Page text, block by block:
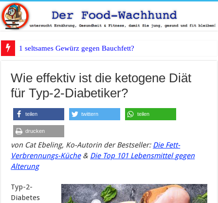
1 seltsames Gewürz gegen Bauchfett?
Wie effektiv ist die ketogene Diät
für Typ-2-Diabetiker?
teilen twittern teilen
drucken
von Cat Ebeling, Ko-Autorin der Bestseller: Die Fett-
Verbrennungs-Küche& Die Top 101 Lebensmittel gegen
Alterung
Typ-2-
Diabetes